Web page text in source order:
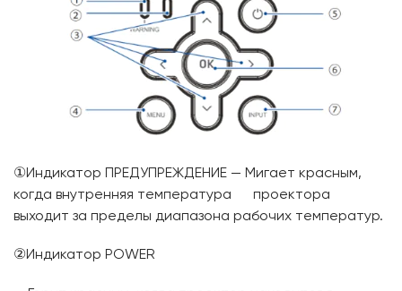
①Индикатор ПРЕДУПРЕЖДЕНИЕ — Мигает красным,
когда внутренняя температура проектора
выходит за пределы диапазона рабочих температур.
②Индикатор POWER